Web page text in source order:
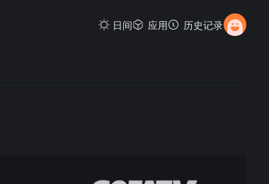
日间 应用 历史记录